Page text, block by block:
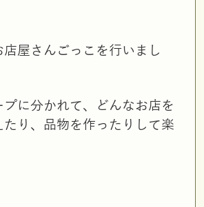
屋さんごっこを行いまし
に分かれて、どんなお店を
り、品物を作ったりして楽